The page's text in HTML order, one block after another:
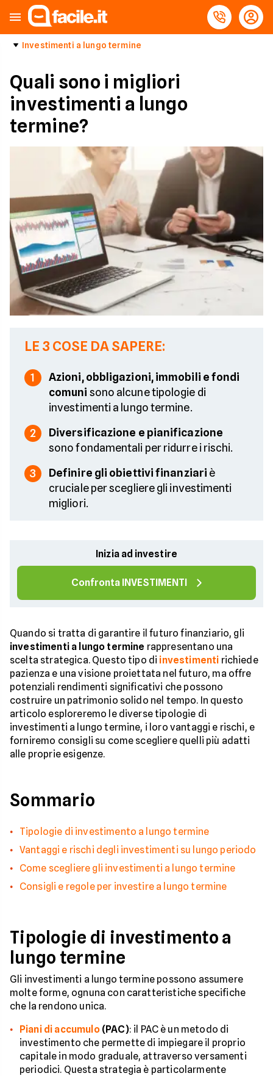
Investimenti a lungo termine
Quali sono i migliori
investimenti a lungo
termine?
LE 3 COSE DA SAPERE:
1
Azioni, obbligazioni, immobili e fondi
comuni sono alcune tipologie di
investimenti a lungo termine.
2
Diversificazione e pianificazione
sono fondamentali per ridurre i rischi.
3 Definire gli obiettivi finanziari è
cruciale per scegliere gli investimenti
migliori.
Inizia ad investire
Confronta INVESTIMENTI
Quando si tratta di garantire il futuro finanziario, gli
investimenti a lungo termine rappresentano una
scelta strategica. Questo tipo di investimenti richiede
pazienza e una visione proiettata nel futuro, ma offre
potenziali rendimenti significativi che possono
costruire un patrimonio solido nel tempo. In questo
articolo esploreremo le diverse tipologie di
investimenti a lungo termine, i loro vantaggi e rischi, e
forniremo consigli su come scegliere quelli più adatti
alle proprie esigenze.
Sommario
Tipologie di investimento a lungo termine
Vantaggi e rischi degli investimenti su lungo periodo
Come scegliere gli investimenti a lungo termine
Consigli e regole per investire a lungo termine
Tipologie di investimento a
lungo termine
Gli investimenti a lungo termine possono assumere
molte forme, ognuna con caratteristiche specifiche
che la rendono unica.
Piani di accumulo (PAC): il PAC è un metodo di
investimento che permette di impiegare il proprio
capitale in modo graduale, attraverso versamenti
periodici. Questa strategia è particolarmente